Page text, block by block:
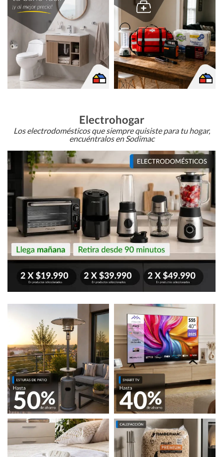
Electrohogar
Los electrodomésticos que siempre quisiste para tu hogar,
encuéntralos en Sodimac